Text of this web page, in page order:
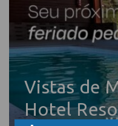
Vistas de
Hotel